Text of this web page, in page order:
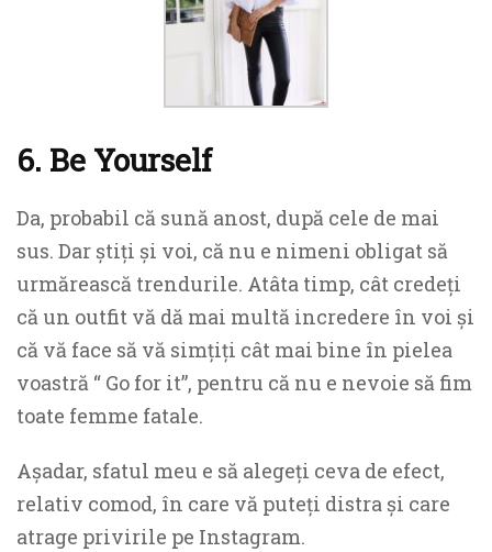
6. Be Yourself
Da, probabil că sună anost, după cele de mai
sus. Dar știți și voi, că nu e nimeni obligat să
urmărească trendurile. Atâta timp, cât credeți
că un outfit vă dă mai multă incredere în voi și
că vă face să vă simțiți cât mai bine în pielea
voastră “ Go for it”, pentru că nu e nevoie să fim
toate femme fatale.
Așadar, sfatul meu e să alegeți ceva de efect,
relativ comod, în care vă puteți distra și care
atrage privirile pe Instagram.